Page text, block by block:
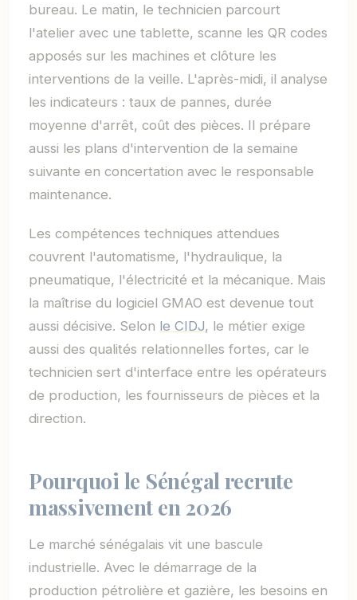
bureau. Le matin, le technicien parcourt
l'atelier avec une tablette, scanne les QR codes
apposés sur les machines et clôture les
interventions de la veille. L'après-midi, il analyse
les indicateurs : taux de pannes, durée
moyenne d'arrêt, coût des pièces. Il prépare
aussi les plans d'intervention de la semaine
suivante en concertation avec le responsable
maintenance.
Les compétences techniques attendues
couvrent l'automatisme, l'hydraulique, la
pneumatique, l'électricité et la mécanique. Mais
la maîtrise du logiciel GMAO est devenue tout
aussi décisive. Selon le CIDJ, le métier exige
aussi des qualités relationnelles fortes, car le
technicien sert d'interface entre les opérateurs
de production, les fournisseurs de pièces et la
direction.
Pourquoi le Sénégal recrute
massivement en 2026
Le marché sénégalais vit une bascule
industrielle. Avec le démarrage de la
production pétrolière et gazière, les besoins en